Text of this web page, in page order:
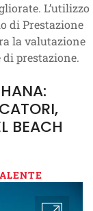
L’utilizzo
di Prestazione
la valutazione
prestazione.
BEACH